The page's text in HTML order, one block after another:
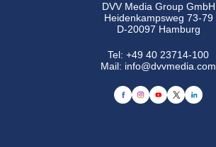
DVV Media Group GmbH
Heidenkampsweg 73-79
D-20097 Hamburg
Tel:+49 40 23714-100
Mail: info@dvvmedia.com